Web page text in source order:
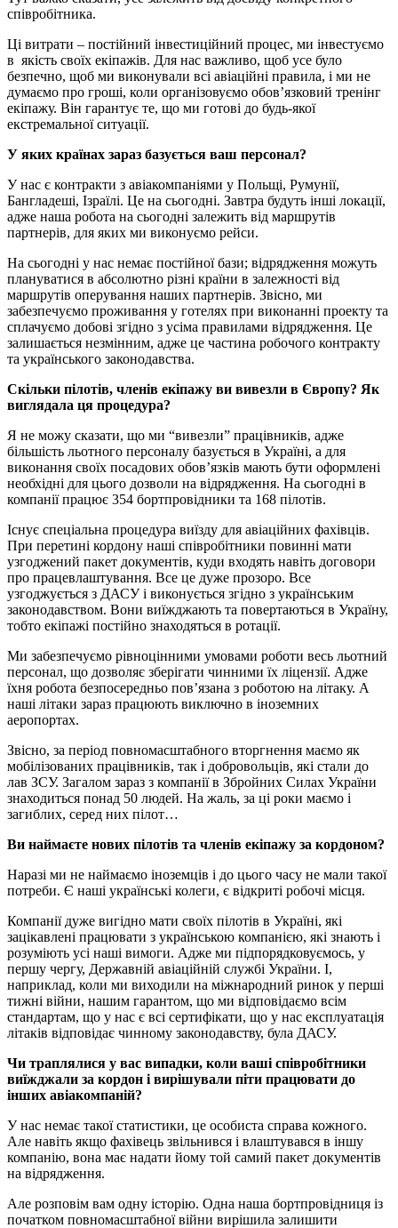
співробітника.
Ці витрати – постійний інвестиційний процес, ми інвестуємо
в якість своїх екіпажів. Для нас важливо, щоб усе було
безпечно, щоб ми виконували всі авіаційні правила, і ми не
думаємо про гроші, коли організовуємо обов’язковий тренінг
екіпажу. Він гарантує те, що ми готові до будь-якої
екстремальної ситуації.
У яких країнах зараз базується ваш персонал?
У нас є контракти з авіакомпаніями у Польщі, Румунії,
Бангладеші, Ізраїлі. Це на сьогодні. Завтра будуть інші локації,
адже наша робота на сьогодні залежить від маршрутів
партнерів, для яких ми виконуємо рейси.
На сьогодні у нас немає постійної бази; відрядження можуть
плануватися в абсолютно різні країни в залежності від
маршрутів оперування наших партнерів. Звісно, ми
забезпечуємо проживання у готелях при виконанні проекту та
сплачуємо добові згідно з усіма правилами відрядження. Це
залишається незмінним, адже це частина робочого контракту
та українського законодавства.
Скільки пілотів, членів екіпажу ви вивезли в Європу? Як
виглядала ця процедура?
Я не можу сказати, що ми “вивезли” працівників, адже
більшість льотного персоналу базується в Україні, а для
виконання своїх посадових обовʼязків мають бути оформлені
необхідні для цього дозволи на відрядження. На сьогодні в
компанії працює 354 бортпровідники та 168 пілотів.
Існує спеціальна процедура виїзду для авіаційних фахівців.
При перетині кордону наші співробітники повинні мати
узгоджений пакет документів, куди входять навіть договори
про працевлаштування. Все це дуже прозоро. Все
узгоджується з ДАСУ і виконується згідно з українським
законодавством. Вони виїжджають та повертаються в Україну,
тобто екіпажі постійно знаходяться в ротації.
Ми забезпечуємо рівноцінними умовами роботи весь льотний
персонал, що дозволяє зберігати чинними їх ліцензії. Адже
їхня робота безпосередньо повʼязана з роботою на літаку. А
наші літаки зараз працюють виключно в іноземних
аеропортах.
Звісно, за період повномасштабного вторгнення маємо як
мобілізованих працівників, так і добровольців, які стали до
лав ЗСУ. Загалом зараз з компанії в Збройних Силах України
знаходиться понад 50 людей. На жаль, за ці роки маємо і
загиблих, серед них пілот…
Ви наймаєте нових пілотів та членів екіпажу за кордоном?
Наразі ми не наймаємо іноземців і до цього часу не мали такої
потреби. Є наші українські колеги, є відкриті робочі місця.
Компанії дуже вигідно мати своїх пілотів в Україні, які
зацікавлені працювати з українською компанією, які знають і
розуміють усі наші вимоги. Адже ми підпорядковуємось, у
першу чергу, Державній авіаційній службі України. І,
наприклад, коли ми виходили на міжнародний ринок у перші
тижні війни, нашим гарантом, що ми відповідаємо всім
стандартам, що у нас є всі сертифікати, що у нас експлуатація
літаків відповідає чинному законодавству, була ДАСУ.
Чи траплялися у вас випадки, коли ваші співробітники
виїжджали за кордон і вирішували піти працювати до
інших авіакомпаній?
У нас немає такої статистики, це особиста справа кожного.
Але навіть якщо фахівець звільнився і влаштувався в іншу
компанію, вона має надати йому той самий пакет документів
на відрядження.
Але розповім вам одну історію. Одна наша бортпровідниця із
початком повномасштабної війни вирішила залишити